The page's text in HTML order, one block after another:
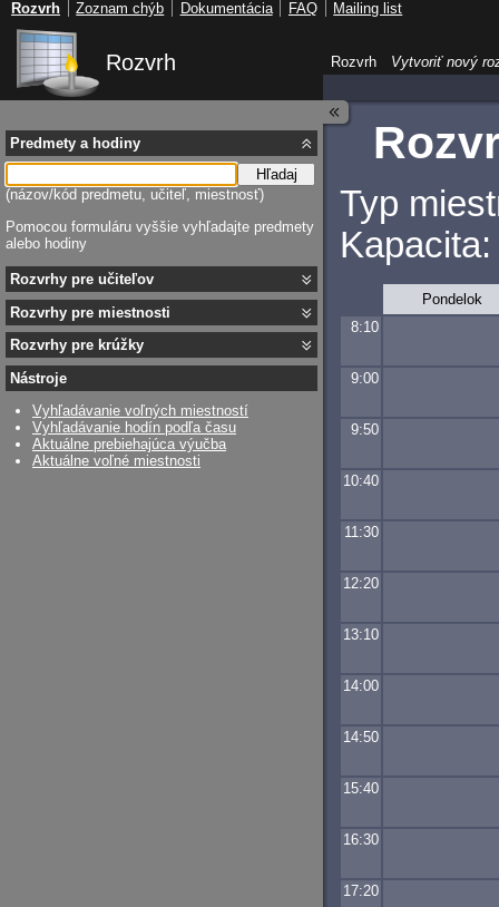
Rozvrh
Typ
Pondelok
8:10
9:00
9:50
10:40
11:30
12:20
13:10
14:00
14:50
15:40
16:30
17:20
Predmety a hodiny
Hľadaj
(názov/kód predmetu, učiteľ, miestnosť)
Pomocou formuláru vyššie vyhľadajte predmety
alebo hodiny
Rozvrhy pre učiteľov
Rozvrhy pre miestnosti
Rozvrhy pre krúžky
Nástroje
Vyhľadávanie voľných miestností
Vyhľadávanie hodín podľa času
Aktuálne prebiehajúca výučba
Aktuálne voľné miestnosti
Rozvrh Vytvoriť nový
Rozvrh Zoznam chýb Dokumentácia FAQ Mailing list